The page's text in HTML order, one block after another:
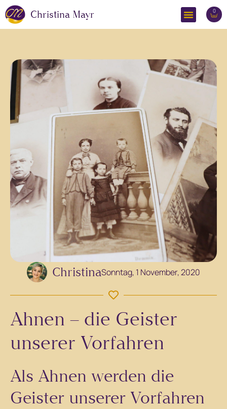
Christina Mayr 0
ChristinaSonntag, 1 November, 2020
Ahnen – die Geister
unserer Vorfahren
Als Ahnen werden die
Geister unserer Vorfahren